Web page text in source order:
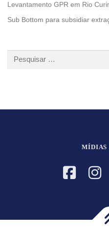
Levantamento GPR em Rio
Sub Bottom para subsidiar
por:
MÍDIAS